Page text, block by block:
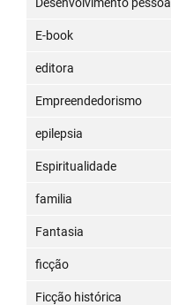
E-book
editora
Empreendedorismo
epilepsia
Espiritualidade
familia
Fantasia
ficção
Ficção histórica